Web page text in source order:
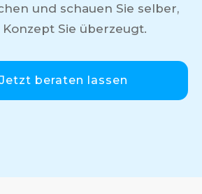
und schauen Sie selber,
Sie überzeugt.
Jetzt beraten lassen